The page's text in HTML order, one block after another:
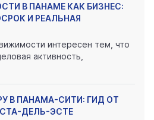
В ПАНАМЕ КАК БИЗНЕС:
И РЕАЛЬНАЯ
интересен тем, что
активность,
В ПАНАМА-СИТИ: ГИД ОТ
ДЕЛЬ-ЭСТЕ